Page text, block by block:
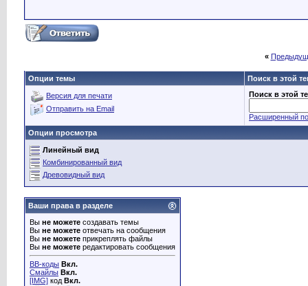
«
Опции темы Поиск в этой
Версия для печати
Отправить на Email
Поиск в этой
Расширенный
Опции просмотра
Линейный вид
Комбинированный вид
Древовидный вид
Ваши права в разделе
Вы не можете создавать темы
Вы не можете отвечать на сообщения
Вы не можете прикреплять файлы
Вы не можете редактировать сообщения
BB-коды Вкл.
Смайлы Вкл.
[IMG] код Вкл.